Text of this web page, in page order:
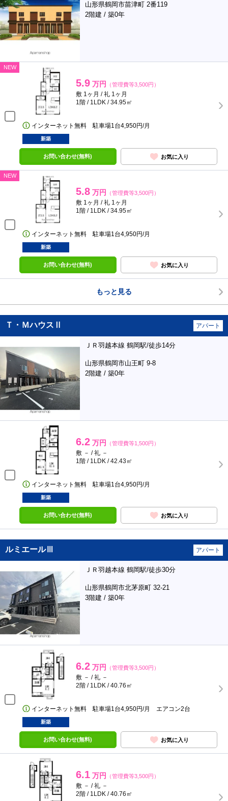
山形県鶴岡市苗津町 2番119
2階建 / 築0年
NEW
5.9 万円 （管理費等3,500円）
敷 1ヶ月 / 礼 1ヶ月
1階 / 1LDK / 34.95㎡
インターネット無料 駐車場1台4,950円/月
新築
お問い合わせ(無料) お気に入り
NEW
5.8 万円 （管理費等3,500円）
敷 1ヶ月 / 礼 1ヶ月
1階 / 1LDK / 34.95㎡
インターネット無料 駐車場1台4,950円/月
新築
お問い合わせ(無料) お気に入り
もっと見る
Ｔ・ＭハウスⅡ アパート
ＪＲ羽越本線 鶴岡駅/徒歩14分
山形県鶴岡市山王町 9-8
2階建 / 築0年
6.2 万円 （管理費等1,500円）
敷 － / 礼 －
1階 / 1LDK / 42.43㎡
インターネット無料 駐車場1台4,950円/月
新築
お問い合わせ(無料) お気に入り
ルミエールⅢ アパート
ＪＲ羽越本線 鶴岡駅/徒歩30分
山形県鶴岡市北茅原町 32-21
3階建 / 築0年
6.2 万円 （管理費等3,500円）
敷 － / 礼 －
2階 / 1LDK / 40.76㎡
インターネット無料 駐車場1台4,950円/月 エアコン2台
新築
お問い合わせ(無料) お気に入り
6.1 万円 （管理費等3,500円）
敷 － / 礼 －
2階 / 1LDK / 40.76㎡